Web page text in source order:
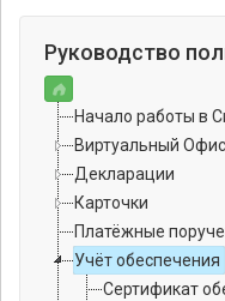
Руководство
Начало работы в
Виртуальный Офис
Декларации
Карточки
Платёжные
Учёт обеспечения
Сертификат